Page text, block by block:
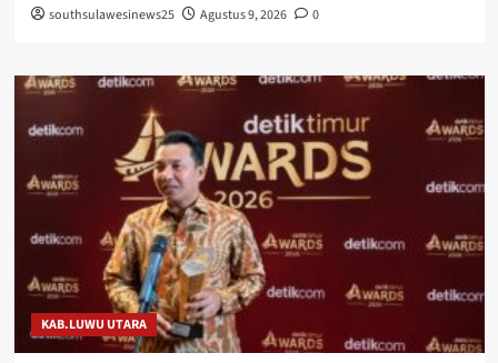
southsulawesinews25 Agustus 9, 2026 0
KAB.LUWU UTARA